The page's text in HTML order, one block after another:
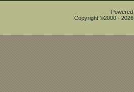
Copyright ©2000 -